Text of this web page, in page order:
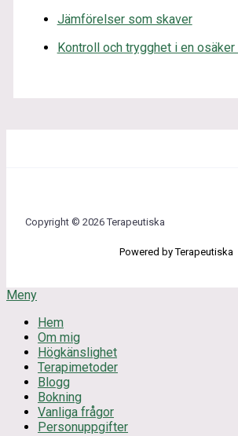
Jämförelser som skaver
Kontroll och trygghet i en osäker
Copyright © 2026 Terapeutiska
Powered by Terapeutiska
Meny
Hem
Om mig
Högkänslighet
Terapimetoder
Blogg
Bokning
Vanliga frågor
Personuppgifter